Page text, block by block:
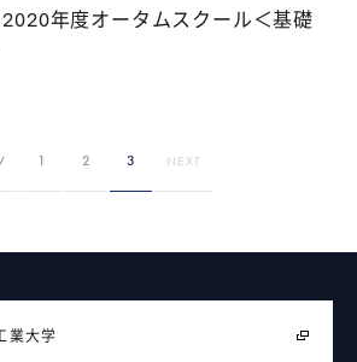
2020年度オータムスクール＜基礎
1 2 3 NEXT
業大学